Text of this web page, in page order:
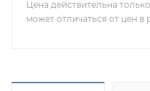
Цена действительна
может отличаться от цен в